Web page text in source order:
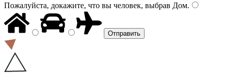
Пожалуйста, докажите, что вы человек, выбрав Дом.